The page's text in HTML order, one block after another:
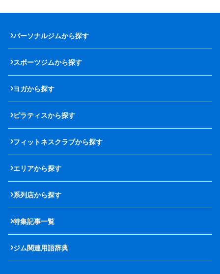
パーソナルジムから探す
スポーツジムから探す
ヨガから探す
ピラティスから探す
フィットネスクラブから探す
エリアから探す
系列店から探す
特集記事一覧
ジム関連用語辞典